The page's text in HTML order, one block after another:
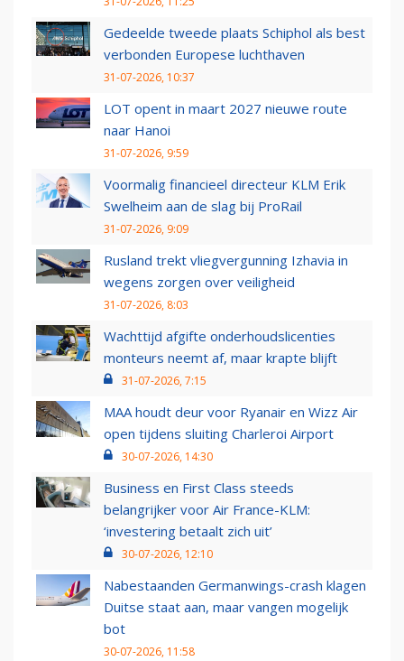
Gedeelde tweede plaats Schiphol als best
verbonden Europese luchthaven
31-07-2026, 10:37
LOT opent in maart 2027 nieuwe route
naar Hanoi
31-07-2026, 9:59
Voormalig financieel directeur KLM Erik
Swelheim aan de slag bij ProRail
31-07-2026, 9:09
Rusland trekt vliegvergunning Izhavia in
wegens zorgen over veiligheid
31-07-2026, 8:03
Wachttijd afgifte onderhoudslicenties
monteurs neemt af, maar krapte blijft
31-07-2026, 7:15
MAA houdt deur voor Ryanair en Wizz Air
open tijdens sluiting Charleroi Airport
30-07-2026, 14:30
Business en First Class steeds
belangrijker voor Air France-KLM:
‘investering betaalt zich uit’
30-07-2026, 12:10
Nabestaanden Germanwings-crash klagen
Duitse staat aan, maar vangen mogelijk
bot
30-07-2026, 11:58